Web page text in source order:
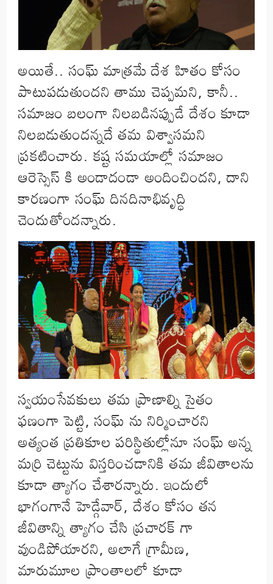
అయితే.. సంఘ్ మాత్రమే దేశ హితం కోసం
పాటుపడుతుందని తాము చెప్పమని, కానీ..
సమాజం బలంగా నిలబడినప్పుడే దేశం కూడా
నిలబడుతుందన్నదే తమ విశ్వాసమని
ప్రకటించారు. కష్ట సమయాల్లో సమాజం
ఆరెస్సెస్ కి అండాదండా అందించిందని, దాని
కారణంగా సంఘ్ దినదినాభివృద్ధి
చెందుతోందన్నారు.
స్వయంసేవకులు తమ ప్రాణాల్ని సైతం
ఫణంగా పెట్టి, సంఘ్ ను నిర్మించారని
అత్యంత ప్రతికూల పరిస్థితుల్లోనూ సంఘ్ అన్న
మర్రి చెట్టును విస్తరించడానికి తమ జీవితాలను
కూడా త్యాగం చేశారన్నారు. ఇందులో
భాగంగానే హెడ్గేవార్, దేశం కోసం తన
జీవితాన్ని త్యాగం చేసి ప్రచారక్ గా
వుండిపోయారని, అలాగే గ్రామీణ,
మారుమూల ప్రాంతాలలో కూడా